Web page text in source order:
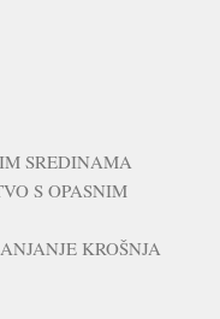
SREDINAMA
S OPASNIM
KROŠNJA